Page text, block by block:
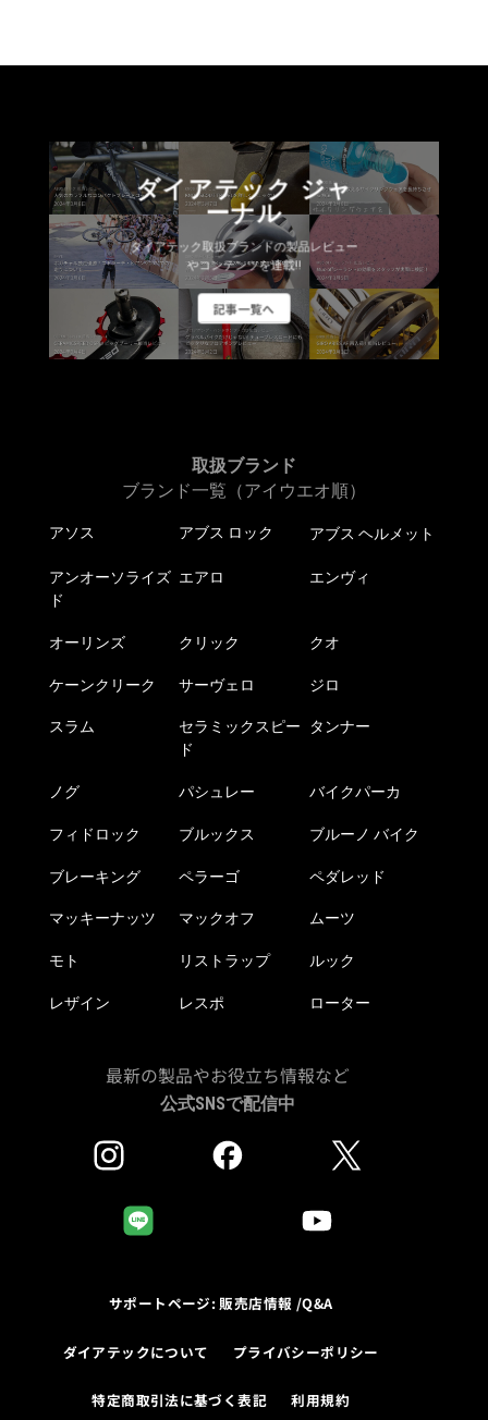
ダイアテック ジャ
ーナル
ダイアテック取扱ブランドの製品レビュー
やコンテンツを連載!!
記事一覧へ
取扱ブランド
ブランド一覧（アイウエオ順）
アソス アブス ロック アブス ヘルメット
アンオーソライズ
ド
エアロ エンヴィ
オーリンズ クリック クオ
ケーンクリーク サーヴェロ ジロ
スラム
セラミックスピー
ド
タンナー
ノグ パシュレー バイクパーカ
フィドロック ブルックス ブルーノ バイク
ブレーキング ペラーゴ ペダレッド
マッキーナッツ マックオフ ムーツ
モト リストラップ ルック
レザイン レスポ ローター
最新の製品やお役立ち情報など
公式SNSで配信中
サポートページ: 販売店情報 /Q&A
ダイアテックについて プライバシーポリシー
特定商取引法に基づく表記 利用規約